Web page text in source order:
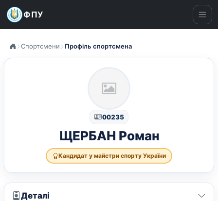
ФПУ
Спортсмени Профіль спортсмена
00235
ЩЕРБАН Роман
Кандидат у майстри спорту України
Деталі